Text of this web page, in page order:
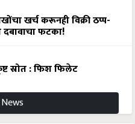
खर्च करूनही विक्री ठप्प-
दबावाचा फटका!
स्रोत : फिश फिलेट